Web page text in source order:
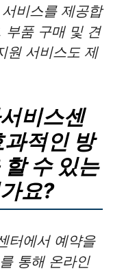
비스를 제공합
부품 구매 및 견
원 서비스도 제
비스센
적인 방
수 있는
요?
터에서 예약을
통해 온라인